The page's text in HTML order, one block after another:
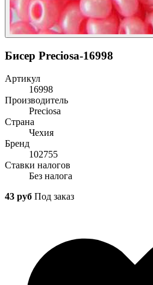
Бисер Preciosa-16998
Артикул
16998
Производитель
Preciosa
Страна
Чехия
Бренд
102755
Ставки налогов
Без налога
43 руб Под заказ